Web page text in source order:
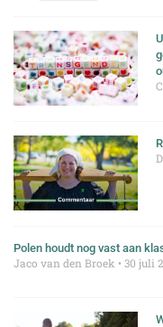
Polen houdt nog vast aan
Jaco van den Broek 30 juli